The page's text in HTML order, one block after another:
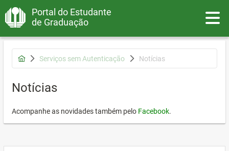
Portal do Estudante
de Graduação
Serviços sem Autenticação Notícias
Notícias
Acompanhe as novidades também pelo Facebook.